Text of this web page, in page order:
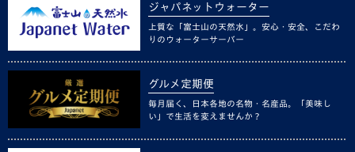
ジャパネットウォーター
上質な「富士山の天然水」。安心・安全、こだわ
りのウォーターサーバー
グルメ定期便
毎月届く、日本各地の名物・名産品。「美味し
い」で生活を変えませんか？